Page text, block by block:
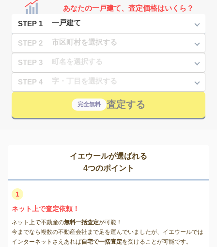
あなたの一戸建て、査定価格はいくら？
STEP 1
STEP 2
STEP 3
STEP 4
完全無料 査定する
イエウールが選ばれる
4つのポイント
1
ネット上で査定依頼！
ネット上で不動産の無料一括査定が可能！
今までなら複数の不動産会社まで足を運んでいましたが、イエウールでは
インターネットさえあれば自宅で一括査定を受けることが可能です。